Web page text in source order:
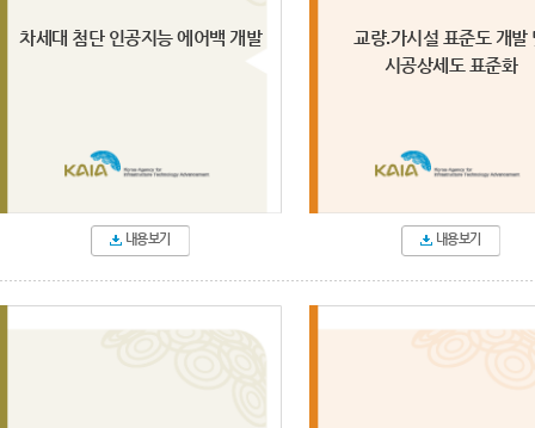
차세대 첨단 인공지능 에어백 개발
내용보기
교량.가시설 표준도 개발
시공상세도 표준화
내용보기